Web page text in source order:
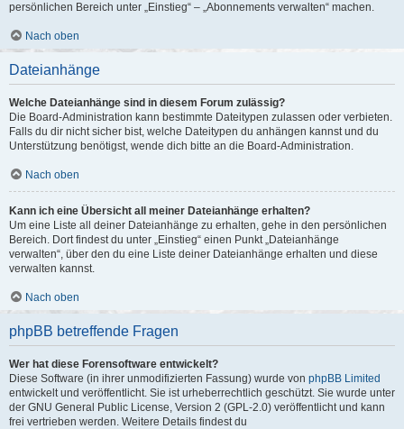
persönlichen Bereich unter „Einstieg“ – „Abonnements verwalten“ machen.
Nach oben
Dateianhänge
Welche Dateianhänge sind in diesem Forum zulässig?
Die Board-Administration kann bestimmte Dateitypen zulassen oder verbieten.
Falls du dir nicht sicher bist, welche Dateitypen du anhängen kannst und du
Unterstützung benötigst, wende dich bitte an die Board-Administration.
Nach oben
Kann ich eine Übersicht all meiner Dateianhänge erhalten?
Um eine Liste all deiner Dateianhänge zu erhalten, gehe in den persönlichen
Bereich. Dort findest du unter „Einstieg“ einen Punkt „Dateianhänge
verwalten“, über den du eine Liste deiner Dateianhänge erhalten und diese
verwalten kannst.
Nach oben
phpBB betreffende Fragen
Wer hat diese Forensoftware entwickelt?
Diese Software (in ihrer unmodifizierten Fassung) wurde von phpBB Limited
entwickelt und veröffentlicht. Sie ist urheberrechtlich geschützt. Sie wurde unter
der GNU General Public License, Version 2 (GPL-2.0) veröffentlicht und kann
frei vertrieben werden. Weitere Details findest du